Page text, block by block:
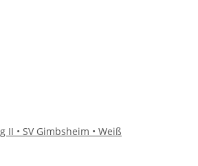
II • SV Gimbsheim • Weiß